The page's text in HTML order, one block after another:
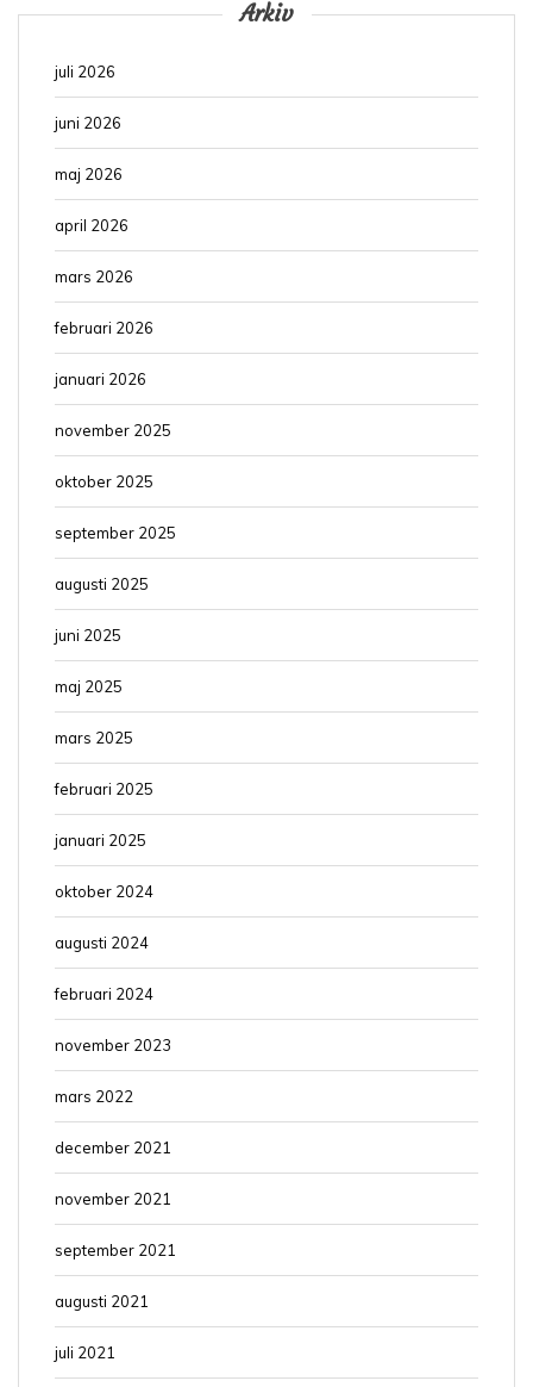
Arkiv
juli 2026
juni 2026
maj 2026
april 2026
mars 2026
februari 2026
januari 2026
november 2025
oktober 2025
september 2025
augusti 2025
juni 2025
maj 2025
mars 2025
februari 2025
januari 2025
oktober 2024
augusti 2024
februari 2024
november 2023
mars 2022
december 2021
november 2021
september 2021
augusti 2021
juli 2021